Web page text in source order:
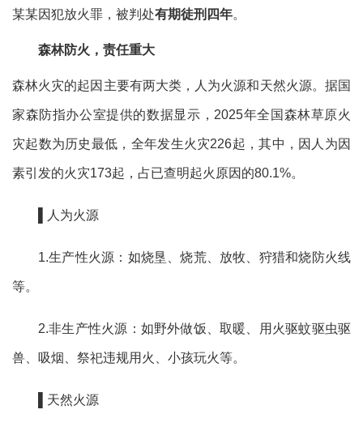
某某因犯放火罪，被判处有期徒刑四年。
森林防火，责任重大
森林火灾的起因主要有两大类，人为火源和天然火源。 据国
家森防指办公室提供的数据显示，2025年全国森林草原火
灾起数为历史最低，全年发生火灾226起，其中，因人为因
素引发的火灾173起，占已查明起火原因的80.1%。
▌人为火源
1.生产性火源：如烧垦、烧荒、放牧、狩猎和烧防火线
等。
2.非生产性火源：如野外做饭、取暖、用火驱蚊驱虫驱
兽、吸烟、祭祀违规用火、小孩玩火等。
▌天然火源